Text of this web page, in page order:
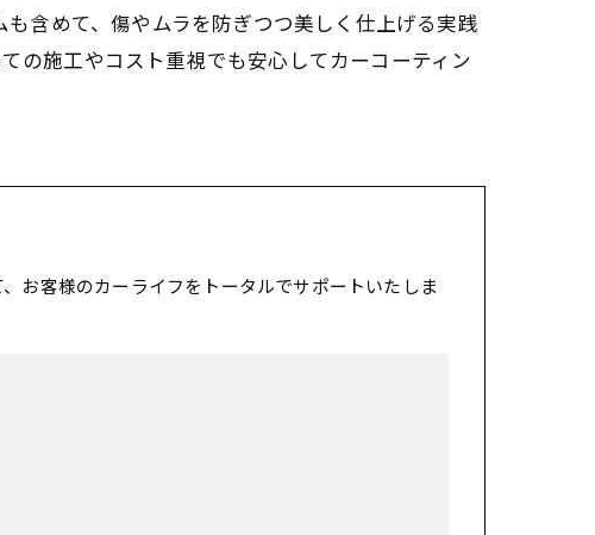
含めて、傷やムラを防ぎつつ美しく仕上げる実践
の施工やコスト重視でも安心してカーコーティン
お客様のカーライフをトータルでサポートいたしま